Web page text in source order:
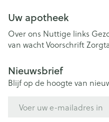
Uw apotheek
Over ons Nuttige links
van wachtVoorschrift
Nieuwsbrief
Blijf op de hoogte van